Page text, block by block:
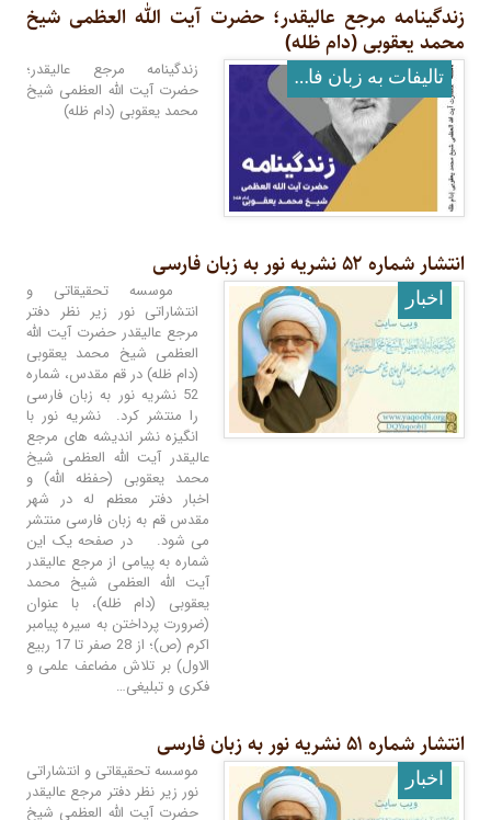
زندگینامه مرجع عالیقدر؛ حضرت آیت الله العظمى شیخ
محمد یعقوبى (دام ظله)
تالیفات به زبان فارسی
زندگينامه مرجع عاليقدر؛
حضرت آيت الله العظمى شيخ
محمد يعقوبى (دام ظله)
انتشار شماره ۵۲ نشریه نور به زبان فارسی
اخبار
موسسه تحقیقاتی و
انتشاراتی نور زیر نظر دفتر
مرجع عالیقدر حضرت آیت الله
العظمی شیخ محمد یعقوبی
(دام ظله) در قم مقدس، شماره
52 نشریه نور به زبان فارسی
را منتشر کرد. نشریه نور با
انگیزه نشر اندیشه های مرجع
عالیقدر آیت الله العظمی شیخ
محمد یعقوبی (حفظه الله) و
اخبار دفتر معظم له در شهر
مقدس قم به زبان فارسی منتشر
می شود. در صفحه یک این
شماره به پیامی از مرجع عالیقدر
آیت ‌الله العظمی شیخ محمد
یعقوبی (دام ظله)، با عنوان
(ضرورت پرداختن به سیره پیامبر
اکرم (ص)؛ از 28 صفر تا 17 ربیع
الاول) بر تلاش مضاعف علمی و
فکری و تبلیغی…
انتشار شماره ۵۱ نشریه نور به زبان فارسی
اخبار
موسسه تحقیقاتی و انتشاراتی
نور زیر نظر دفتر مرجع عالیقدر
حضرت آیت الله العظمی شیخ